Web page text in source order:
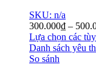
SKU: n/a
300.000₫ –
Lựa chọn các
Danh sách yêu
So sánh